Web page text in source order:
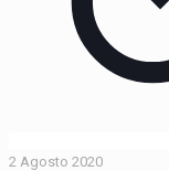
2 Agosto 2020